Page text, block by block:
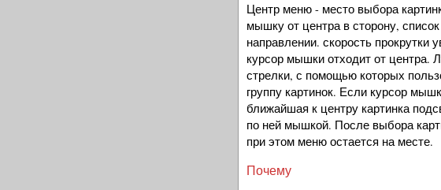
Центр меню - место выбора
мышку от центра в сторону,
направлении. скорость прокрутки
курсор мышки отходит от центра.
стрелки, с помощью которых
группу картинок. Если курсор
ближайшая к центру картинка
по ней мышкой. После выбора
при этом меню остается на месте.
Почему